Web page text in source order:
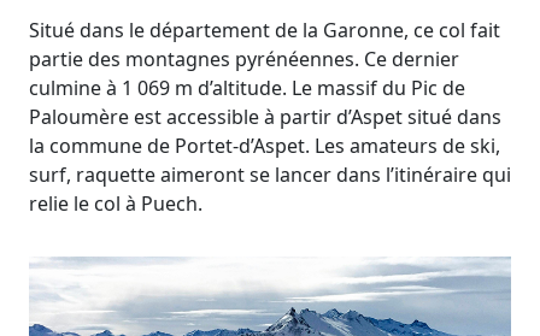
Situé dans le département de la Garonne, ce col fait
partie des montagnes pyrénéennes. Ce dernier
culmine à 1 069 m d’altitude. Le massif du Pic de
Paloumère est accessible à partir d’Aspet situé dans
la commune de Portet-d’Aspet. Les amateurs de ski,
surf, raquette aimeront se lancer dans l’itinéraire qui
relie le col à Puech.